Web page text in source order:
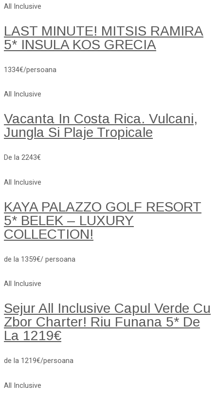
All Inclusive
LAST MINUTE! MITSIS RAMIRA
5* INSULA KOS GRECIA
1334€/persoana
All Inclusive
Vacanta In Costa Rica. Vulcani,
Jungla Si Plaje Tropicale
De la 2243€
All Inclusive
KAYA PALAZZO GOLF RESORT
5* BELEK – LUXURY
COLLECTION!
de la 1359€/ persoana
All Inclusive
Sejur All Inclusive Capul Verde Cu
Zbor Charter! Riu Funana 5* De
La 1219€
de la 1219€/persoana
All Inclusive